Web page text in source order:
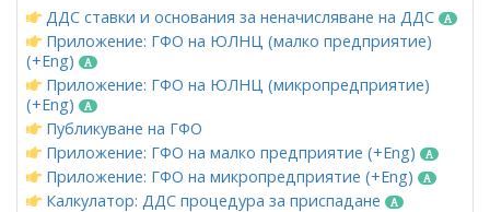
ДДС ставки и основания за неначисляване на ДДС
Приложение: ГФО на ЮЛНЦ (малко предприятие)
(+Eng)
Приложение: ГФО на ЮЛНЦ (микропредприятие)
(+Eng)
Публикуване на ГФО
Приложение: ГФО на малко предприятие (+Eng)
Приложение: ГФО на микропредприятие (+Eng)
Калкулатор: ДДС процедура за приспадане